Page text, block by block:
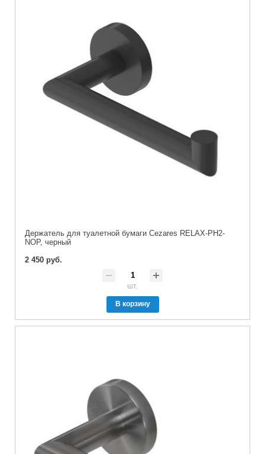
Держатель для туалетной бумаги Cezares RELAX-PH2-
NOP, черный
2 450 руб.
шт.
В корзину